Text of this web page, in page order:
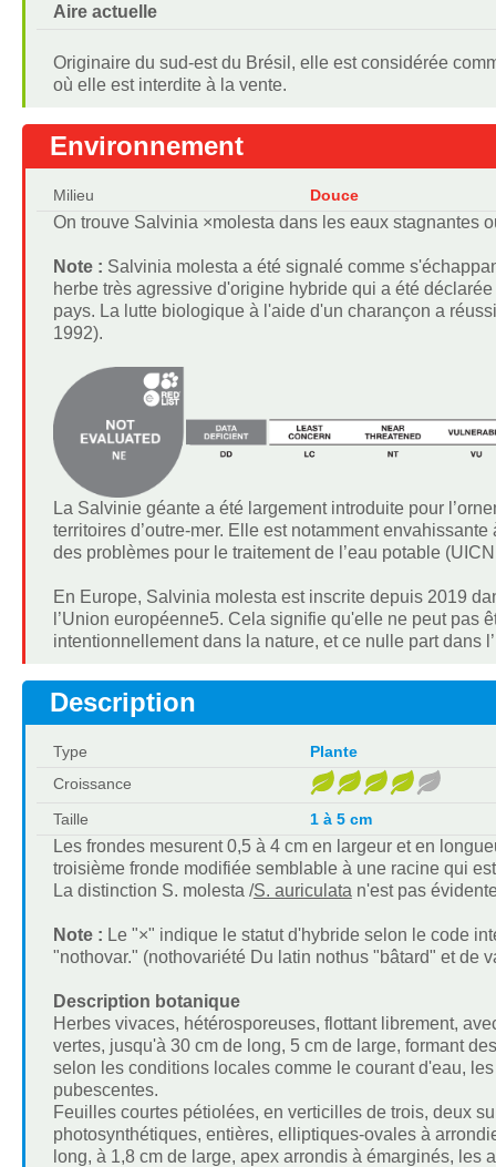
Aire actuelle
Originaire du sud-est du Brésil, elle est considérée
où elle est interdite à la vente.
Environnement
Milieu Douce
On trouve Salvinia ×molesta dans les eaux stagnantes
Note : Salvinia molesta a été signalé comme
herbe très agressive d'origine hybride qui a été
pays. La lutte biologique à l'aide d'un charançon a
1992).
La Salvinie géante a été largement introduite pour
territoires d’outre-mer. Elle est notamment
des problèmes pour le traitement de l’eau potable
En Europe, Salvinia molesta est inscrite depuis 2019
l’Union européenne5. Cela signifie qu'elle ne peut pas
intentionnellement dans la nature, et ce nulle part dans
Description
Type
Plante
Croissance
Taille
1 à 5 cm
Les frondes mesurent 0,5 à 4 cm en largeur et en
troisième fronde modifiée semblable à une racine qui
La distinction S. molesta /S. auriculata n'est pas
Note : Le "×" indique le statut d'hybride selon le code
"nothovar." (nothovariété Du latin nothus "bâtard" et de
Description botanique
Herbes vivaces, hétérosporeuses, flottant librement,
vertes, jusqu'à 30 cm de long, 5 cm de large, formant
selon les conditions locales comme le courant d'eau,
pubescentes.
Feuilles courtes pétiolées, en verticilles de trois, deux
photosynthétiques, entières, elliptiques-ovales à
long, à 1,8 cm de large, apex arrondis à émarginés,